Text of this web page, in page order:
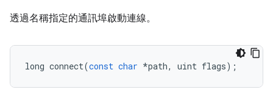
透過名稱指定的通訊埠啟動連線。
long connect(const char *path, uint flags);